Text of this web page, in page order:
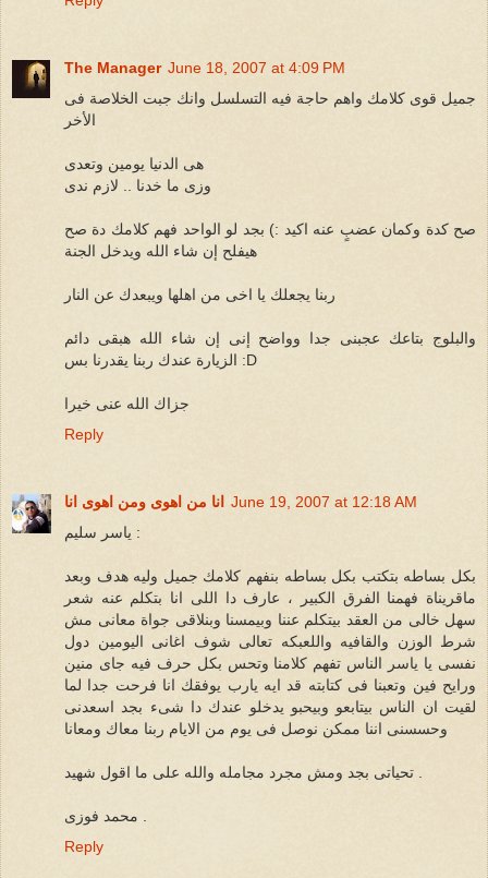
The Manager June 18, 2007 at 4:09 PM
جميل قوى كلامك واهم حاجة فيه التسلسل وانك جبت الخلاصة فى
الأخر
هى الدنيا يومين وتعدى
وزى ما خدنا .. لازم ندى
صح كدة وكمان عضبٍ عنه اكيد :) بجد لو الواحد فهم كلامك دة صح
هيفلح إن شاء الله ويدخل الجنة
ربنا يجعلك يا اخى من اهلها ويبعدك عن النار
والبلوج بتاعك عجبنى جدا وواضح إنى إن شاء الله هبقى دائم
الزيارة عندك ربنا يقدرنا بس :D
جزاك الله عنى خيرا
Reply
انا من اهوى ومن اهوى انا
June 19, 2007 at 12:18 AM
ياسر سليم :
بكل بساطه بتكتب بكل بساطه بنفهم كلامك جميل وليه هدف وبعد
ماقريناة فهمنا الفرق الكبير ، عارف دا اللى انا بتكلم عنه شعر
سهل خالى من العقد بيتكلم عننا وبيمسنا وبنلاقى جواة معانى مش
شرط الوزن والقافيه واللعبكه تعالى شوف اغانى اليومين دول
نفسى يا ياسر الناس تفهم كلامنا وتحس بكل حرف فيه جاى منين
ورايح فين وتعبنا فى كتابته قد ايه يارب يوفقك انا فرحت جدا لما
لقيت ان الناس بيتابعو وبيحبو يدخلو عندك دا شىء بجد اسعدنى
وحسسنى اننا ممكن نوصل فى يوم من الايام ربنا معاك ومعانا
تحياتى بجد ومش مجرد مجامله والله على ما اقول شهيد .
محمد فوزى .
Reply